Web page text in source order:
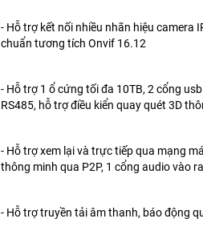
- Hỗ trợ kết nối nhiều nhãn hiệu camera
chuẩn tương tích Onvif 16.12
- Hỗ trợ 1 ổ cứng tối đa 10TB, 2 cổng
RS485, hỗ trợ điều kiển quay quét 3D
- Hỗ trợ xem lại và trực tiếp qua mạng
thông minh qua P2P, 1 cổng audio vào
- Hỗ trợ truyền tải âm thanh, báo động